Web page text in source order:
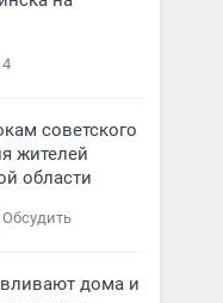
4
советского
жителей
области
Обсудить
дома и